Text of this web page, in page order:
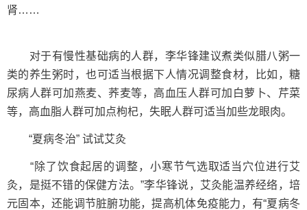
肾……
对于有慢性基础病的人群，李华锋建议煮类似腊八粥一
类的养生粥时，也可适当根据下人情况调整食材，比如，糖
尿病人群可加燕麦、荞麦等，高血压人群可加白萝卜、芹菜
等，高血脂人群可加点枸杞，失眠人群可适当加些龙眼肉。
“夏病冬治” 试试艾灸
“除了饮食起居的调整，小寒节气选取适当穴位进行艾
灸，是挺不错的保健方法。”李华锋说，艾灸能温养经络，培
元固本，还能调节脏腑功能，提高机体免疫能力，有“夏病冬